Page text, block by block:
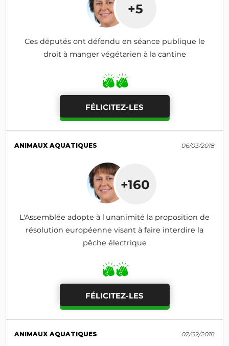
+5
Ces députés ont défendu en séance publique le
droit à manger végétarien à la cantine
FÉLICITEZ-LES
ANIMAUX AQUATIQUES 06/03/2018
+160
L'Assemblée adopte à l'unanimité la proposition de
résolution européenne visant à faire interdire la
pêche électrique
FÉLICITEZ-LES
ANIMAUX AQUATIQUES 02/02/2018